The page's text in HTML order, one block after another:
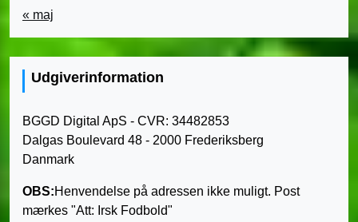
« maj
Udgiverinformation
BGGD Digital ApS - CVR: 34482853
Dalgas Boulevard 48 - 2000 Frederiksberg
Danmark
OBS:Henvendelse på adressen ikke muligt. Post
mærkes "Att: Irsk Fodbold"